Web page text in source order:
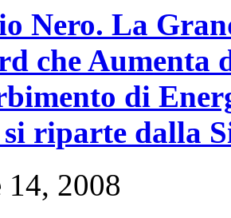
Nero. La
che Aumenta
di
si riparte dalla
14, 2008